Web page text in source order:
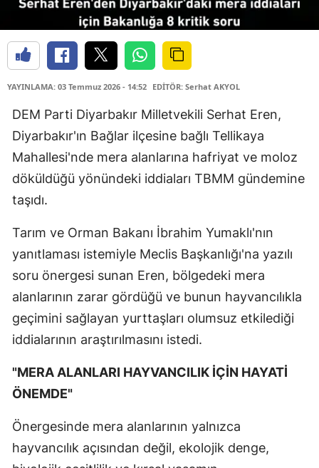
YAYINLAMA: 03 Temmuz 2026 - 14:52 EDİTÖR: Serhat AKYOL
DEM Parti Diyarbakır Milletvekili Serhat Eren,
Diyarbakır'ın Bağlar ilçesine bağlı Tellikaya
Mahallesi'nde mera alanlarına hafriyat ve moloz
döküldüğü yönündeki iddiaları TBMM gündemine
taşıdı.
Tarım ve Orman Bakanı İbrahim Yumaklı'nın
yanıtlaması istemiyle Meclis Başkanlığı'na yazılı
soru önergesi sunan Eren, bölgedeki mera
alanlarının zarar gördüğü ve bunun hayvancılıkla
geçimini sağlayan yurttaşları olumsuz etkilediği
iddialarının araştırılmasını istedi.
"MERA ALANLARI HAYVANCILIK İÇİN HAYATİ
ÖNEMDE"
Önergesinde mera alanlarının yalnızca
hayvancılık açısından değil, ekolojik denge,